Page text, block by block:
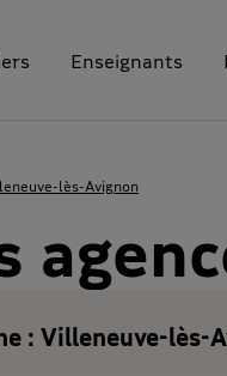
Enseignants
lès-Avignon
: Villeneuve-lès-